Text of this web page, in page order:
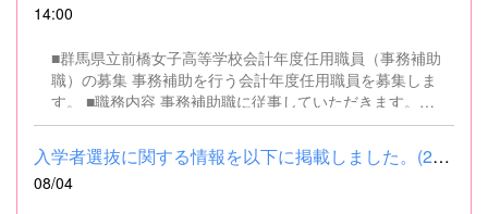
14:00
■群馬県立前橋女子高等学校会計年度任用職員（事務補助
職）の募集 事務補助を行う会計年度任用職員を募集しま
す。 ■職務内容 事務補助職に従事していただきます。
SSH（スーパーサイエンスハイスクール）事業にかかるパ
ソコンでの文書・資料作成、データ入力・整理事務、電話
対応、書類の整理、その他事務補助業務全般 ■募集人数 １
名 ■募集対象 以下の条件を満たしている方 基本的なパソコ
入学者選抜に関する情報を以下に掲載しました。(2026.8.4) ■令和...
08/04